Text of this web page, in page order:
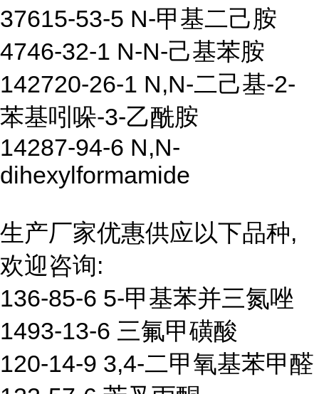
37615-53-5 N-甲基二己胺
4746-32-1 N-N-己基苯胺
142720-26-1 N,N-二己基-2-
苯基吲哚-3-乙酰胺
14287-94-6 N,N-
dihexylformamide
生产厂家优惠供应以下品种,
欢迎咨询:
136-85-6 5-甲基苯并三氮唑
1493-13-6 三氟甲磺酸
120-14-9 3,4-二甲氧基苯甲醛